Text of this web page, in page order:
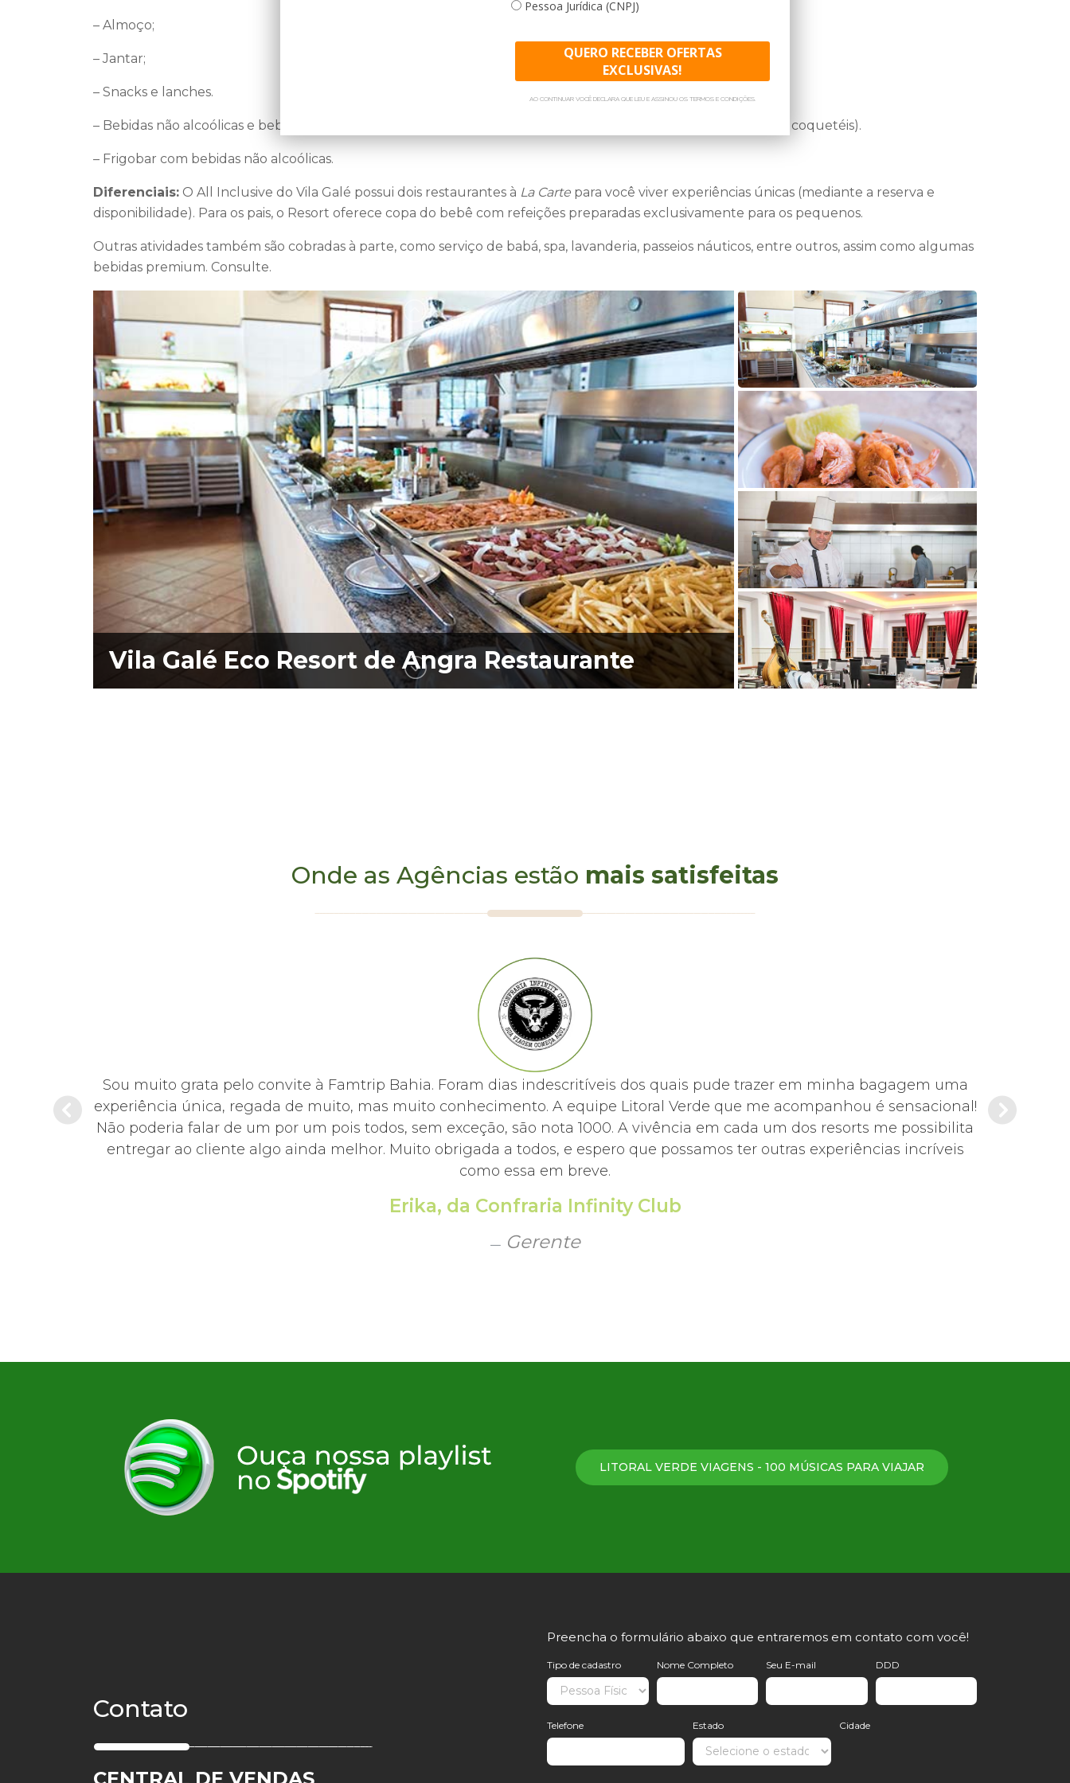
Consulte pacotes para suas férias no Vila Galé Eco Resort de Angra
Hotel. Conheça nossas promoções de viagens para feriados, natal,
réveillon, férias de janeiro e férias de julho.
Nós da Litoral Verde Viagens também montamos seu grupo ou
evento para viajar para este Resort, sempre definindo o melhor
setor de grupos e saiba mais!
– Almoço;
– Jantar;
– Snacks e lanches.
– Bebidas não alcoólicas e bebidas alcoólicas nacionais e importadas (whisky 8 anos, espumante, vinho, drinks e coquetéis).
– Frigobar com bebidas não alcoólicas.
Diferenciais: O All Inclusive do Vila Galé possui dois restaurantes à La Carte para você viver experiências únicas (mediante a reserva e
disponibilidade). Para os pais, o Resort oferece copa do bebê com refeições preparadas exclusivamente para os pequenos.
Outras atividades também são cobradas à parte, como serviço de babá, spa, lavanderia, passeios náuticos, entre outros, assim como algumas
bebidas premium. Consulte.
Vila Galé Eco Resort de Angra Restaurante
Vila Galé Eco Resort de Angra - pratos
Vila Galé Eco Resort de Angra Restaurante casa
da fazenda
Onde as Agências estão mais satisfeitas
da
Sou muito grata pelo convite à Famtrip Bahia. Foram dias indescritíveis dos quais pude trazer em minha bagagem uma
experiência única, regada de muito, mas muito conhecimento. A equipe Litoral Verde que me acompanhou é sensacional!
Não poderia falar de um por um pois todos, sem exceção, são nota 1000. A vivência em cada um dos resorts me possibilita
entregar ao cliente algo ainda melhor. Muito obrigada a todos, e espero que possamos ter outras experiências incríveis
como essa em breve.
Erika, da Confraria Infinity Club
Gerente
LITORAL VERDE VIAGENS - 100 MÚSICAS PARA VIAJAR
Contato
Preencha o formulário abaixo que entraremos em contato com você!
Tipo de cadastro Nome Completo Seu E-mail DDD
Telefone Estado Cidade
Pessoa Jurídica (CNPJ)
QUERO RECEBER OFERTAS
EXCLUSIVAS!
AO CONTINUAR VOCÊ DECLARA QUE LEU E ASSINOU OS TERMOS E CONDIÇÕES.